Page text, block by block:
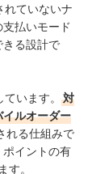
れていないナ
払いモード
きる設計で
います。
対
ルオーダー
れる仕組みで
イントの有
す。